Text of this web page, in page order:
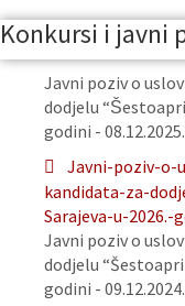
Konkursi i javni
Javni poziv o
dodjelu
godini - 08.12.2025.
Javni-poziv-o-
kandidata-za-
Sarajeva-u-2026.-
Javni poziv o
dodjelu
godini - 09.12.2024.